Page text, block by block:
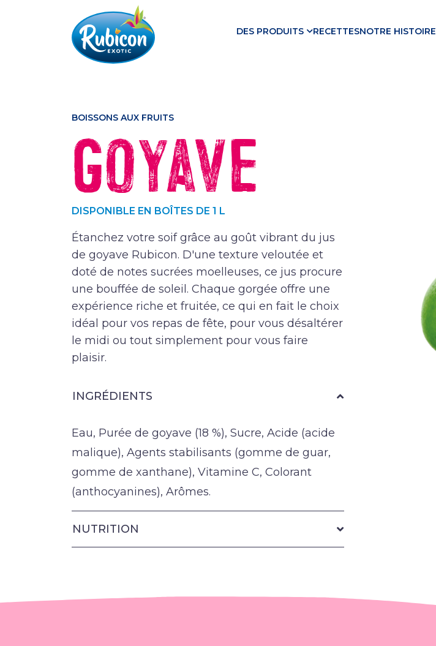
DES PRODUITS RECETTESNOTRE HISTOIRE
BOISSONS AUX FRUITS
Goyave
DISPONIBLE EN BOÎTES DE 1 L
Étanchez votre soif grâce au goût vibrant du jus
de goyave Rubicon. D'une texture veloutée et
doté de notes sucrées moelleuses, ce jus procure
une bouffée de soleil. Chaque gorgée offre une
expérience riche et fruitée, ce qui en fait le choix
idéal pour vos repas de fête, pour vous désaltérer
le midi ou tout simplement pour vous faire
plaisir.
INGRÉDIENTS
Eau, Purée de goyave (18 %), Sucre, Acide (acide
malique), Agents stabilisants (gomme de guar,
gomme de xanthane), Vitamine C, Colorant
(anthocyanines), Arômes.
NUTRITION